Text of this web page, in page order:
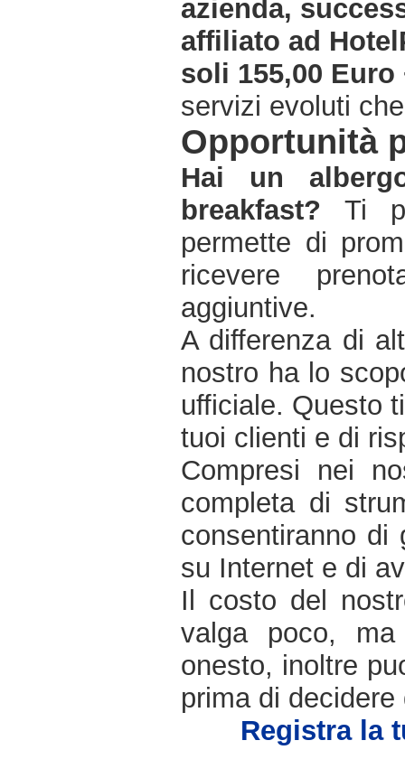
azienda,
affiliato ad
soli 155,00
servizi evoluti
Opportunità
Hai un
breakfast? Ti
permette di
ricevere
aggiuntive.
A differenza di
nostro ha lo
ufficiale. Questo
tuoi clienti e di
Compresi nei
completa di
consentiranno di
su Internet e di
Il costo del
valga poco,
onesto, inoltre
prima di
Registra la